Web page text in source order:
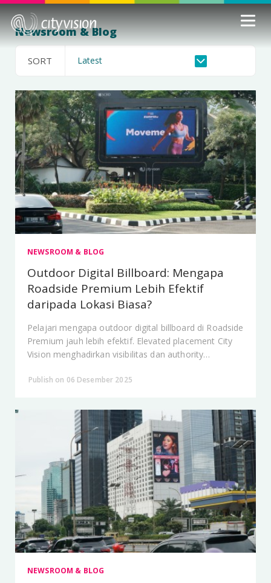
Newsroom & Blog
SORT
NEWSROOM & BLOG
Outdoor Digital Billboard: Mengapa
Roadside Premium Lebih Efektif
daripada Lokasi Biasa?
Pelajari mengapa outdoor digital billboard di Roadside
Premium jauh lebih efektif. Elevated placement City
Vision menghadirkan visibilitas dan authority
Publish on 06 Desember 2025
NEWSROOM & BLOG